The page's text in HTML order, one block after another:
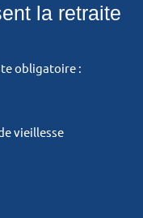
la retraite
obligatoire :
vieillesse